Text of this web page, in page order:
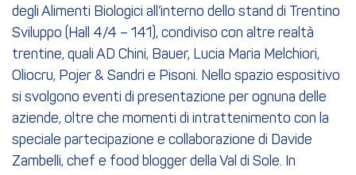
degli Alimenti Biologici all’interno dello stand di Trentino
Sviluppo (Hall 4/4 – 141), condiviso con altre realtà
trentine, quali AD Chini, Bauer, Lucia Maria Melchiori,
Oliocru, Pojer & Sandri e Pisoni. Nello spazio espositivo
si svolgono eventi di presentazione per ognuna delle
aziende, oltre che momenti di intrattenimento con la
speciale partecipazione e collaborazione di Davide
Zambelli, chef e food blogger della Val di Sole. In